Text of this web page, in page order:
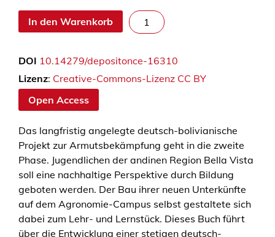
In den Warenkorb
a
p
u
l
l
a
V
i
s
t
DOI 10.14279/depositonce-16310
Lizenz: Creative-Commons-Lizenz CC BY
Open Access
Das langfristig angelegte deutsch-bolivianische
Projekt zur Armutsbekämpfung geht in die zweite
Phase. Jugendlichen der andinen Region Bella Vista
soll eine nachhaltige Perspektive durch Bildung
geboten werden. Der Bau ihrer neuen Unterkünfte
auf dem Agronomie-Campus selbst gestaltete sich
dabei zum Lehr- und Lernstück. Dieses Buch führt
über die Entwicklung einer stetigen deutsch-